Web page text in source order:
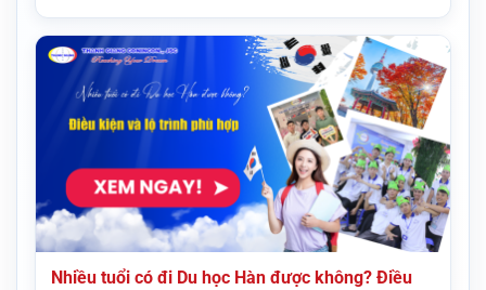
Nhiều tuổi có đi Du học Hàn được không? Điều